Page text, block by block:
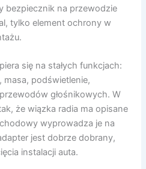
bezpiecznik na przewodzie
tylko element ochrony w
się na stałych funkcjach:
masa, podświetlenie,
głośnikowych. W
że wiązka radia ma opisane
wyprowadza je na
jest dobrze dobrany,
instalacji auta.